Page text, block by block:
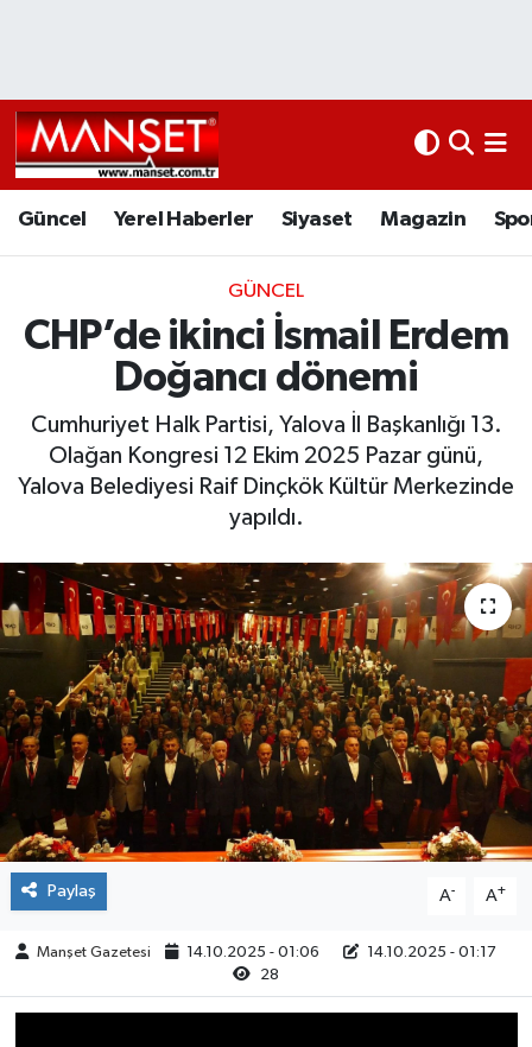
Güncel Yerel Haberler Siyaset Magazin
GÜNCEL
CHP’de ikinci İsmail Erdem
Doğancı dönemi
Cumhuriyet Halk Partisi, Yalova İl Başkanlığı 13.
Olağan Kongresi 12 Ekim 2025 Pazar günü,
Yalova Belediyesi Raif Dinçkök Kültür Merkezinde
yapıldı.
Paylaş A- A+
Manşet Gazetesi 14.10.2025 - 01:06
14.10.2025 - 01:17
28
Kültür Sanat
Magazin
Spor
İletişim
Künye
www.manset.com.tr
Yerel Haberler
Siyaset
Spor
Sağlık
Eğitim
Yaşam
Hava Durumu
Namaz Vakitleri
Süper Lig Puan Durumu ve Fikstür
Tüm Manşetler
Son Dakika Haberleri